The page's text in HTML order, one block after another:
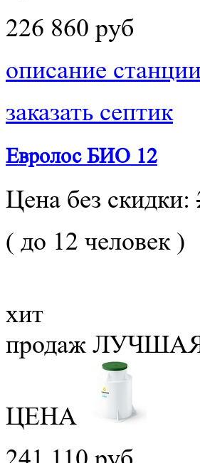
226 860 руб
описание
заказать септик
Евролос БИО 12
Цена без скидки:
( до 12 человек )
хит
продаж
ЦЕНА